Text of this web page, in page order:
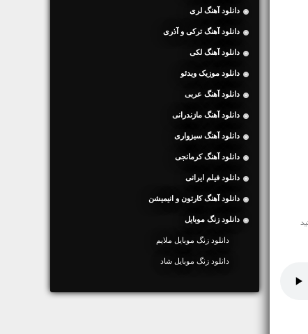
دانلود آهنگ لری
دانلود آهنگ ترکی و آذری
دانلود آهنگ لکی
دانلود موزیک ویدئو
دانلود آهنگ عربی
دانلود آهنگ مازندرانی
دانلود آهنگ سبزواری
دانلود آهنگ کرمانجی
دانلود فیلم ایرانی
دانلود آهنگ کارتون و انیمیشن
دانلود زنگ موبایل
دانلود زنگ موبایل ملایم
دانلود زنگ موبایل شاد